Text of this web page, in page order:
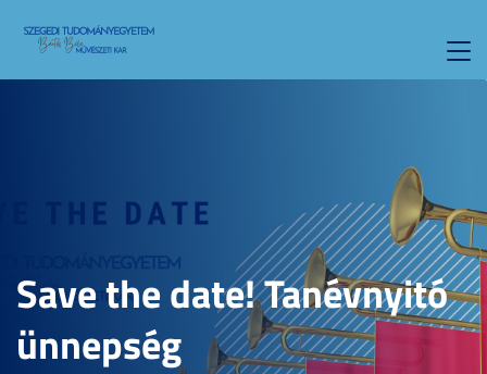
Save the date! Tanévnyitó
ünnepség